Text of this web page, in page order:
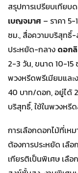
สรุปการเปรียบเทียบ
เบญจมาศ – ราคา
ซม., สื่อความบริสุทธิ์-
ประหยัด-กลาง ดอก
2-3 วัน, ขนาด 10-15
พวงหรีดพรีเมียมและ
40 บาท/ดอก, อยู่ได้
บริสุทธิ์, ใช้ในพวงหรี
การเลือกดอกไม้ที่เห
ต้องการประหยัด เลื
เกียรติเป็นพิเศษ เลื